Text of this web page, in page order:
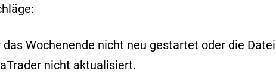
Wochenende nicht neu gestartet oder die Datei
nicht aktualisiert.